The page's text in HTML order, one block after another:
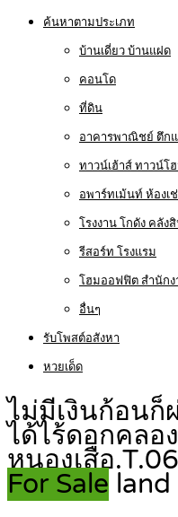
ค้นหาตามประเภท
บ้านเดี่ยว บ้านแฝด
คอนโด
ที่ดิน
อาคารพาณิชย์ ตึก
ทาวน์เฮ้าส์ ทาวน์โ
อพาร์ทเม้นท์ ห้องเ
โรงงาน โกดัง คลัง
รีสอร์ท โรงแรม
โฮมออฟฟิต สำนัก
อื่นๆ
รับโพสต์อสังหา
หวยเด็ด
ไม่มีเงินก้อน
ได้ไร้ดอกคลอ
หนองเสือ
For Sale land